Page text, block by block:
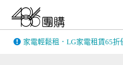
家電輕鬆租．LG家電租賃65